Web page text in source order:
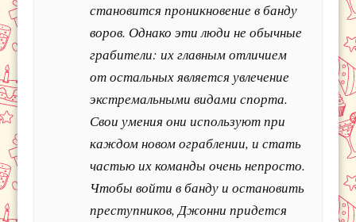
становится проникновение в банду
воров. Однако эти люди не обычные
грабители: их главным отличием
от остальных является увлечение
экстремальными видами спорта.
Свои умения они используют при
каждом новом ограблении, и стать
частью их команды очень непросто.
Чтобы войти в банду и остановить
преступников, Джонни придется